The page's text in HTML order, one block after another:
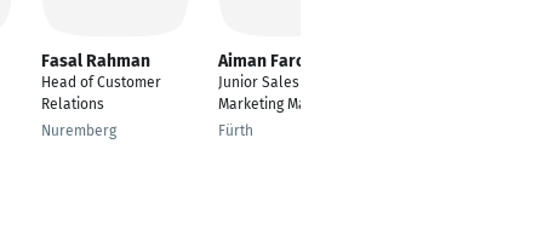
Fasal Rahman
Head of Customer
Relations
Nuremberg
Aiman Farooq
Junior Sales &
Marketing Manager
Fürth